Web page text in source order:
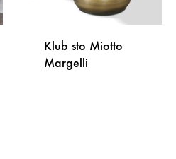
Klub sto Miotto
Margelli